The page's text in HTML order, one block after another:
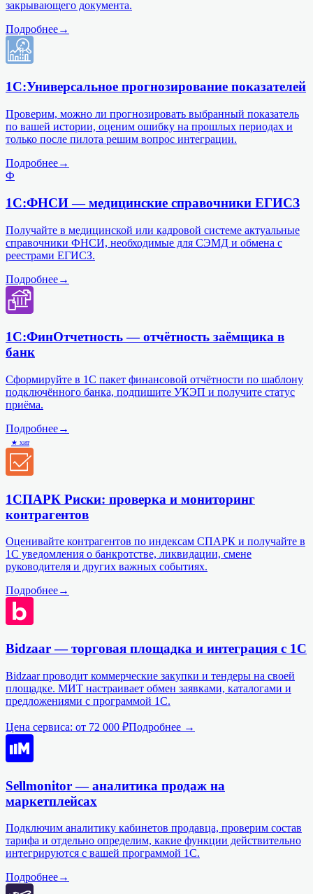
закрывающего документа.
Подробнее→
1С:Универсальное прогнозирование показателей
Проверим, можно ли прогнозировать выбранный показатель
по вашей истории, оценим ошибку на прошлых периодах и
только после пилота решим вопрос интеграции.
Подробнее→
Ф
1С:ФНСИ — медицинские справочники ЕГИСЗ
Получайте в медицинской или кадровой системе актуальные
справочники ФНСИ, необходимые для СЭМД и обмена с
реестрами ЕГИСЗ.
Подробнее→
1С:ФинОтчетность — отчётность заёмщика в
банк
Сформируйте в 1С пакет финансовой отчётности по шаблону
подключённого банка, подпишите УКЭП и получите статус
приёма.
Подробнее→
★ хит
1СПАРК Риски: проверка и мониторинг
контрагентов
Оценивайте контрагентов по индексам СПАРК и получайте в
1С уведомления о банкротстве, ликвидации, смене
руководителя и других важных событиях.
Подробнее→
Bidzaar — торговая площадка и интеграция с 1С
Bidzaar проводит коммерческие закупки и тендеры на своей
площадке. МИТ настраивает обмен заявками, каталогами и
предложениями с программой 1С.
Цена сервиса: от 72 000 ₽Подробнее →
Sellmonitor — аналитика продаж на
маркетплейсах
Подключим аналитику кабинетов продавца, проверим состав
тарифа и отдельно определим, какие функции действительно
интегрируются с вашей программой 1С.
Подробнее→